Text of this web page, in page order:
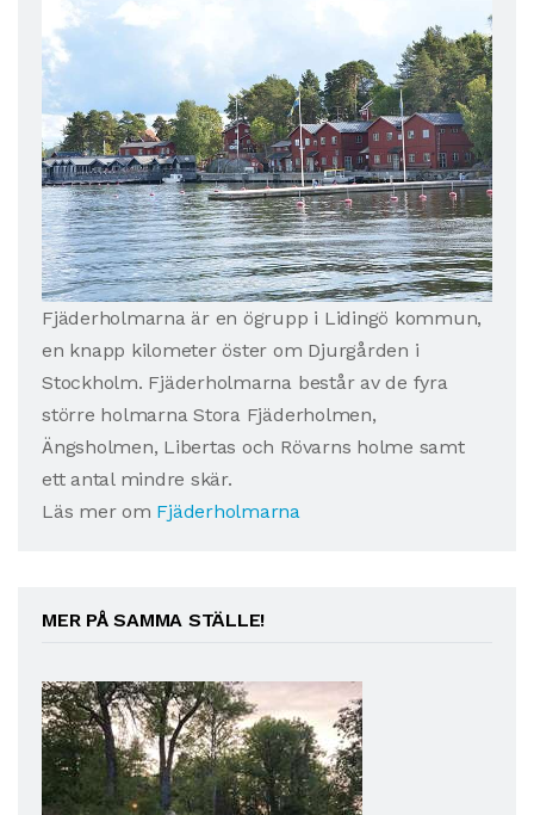
Fjäderholmarna är en ögrupp i Lidingö kommun,
en knapp kilometer öster om Djurgården i
Stockholm. Fjäderholmarna består av de fyra
större holmarna Stora Fjäderholmen,
Ängsholmen, Libertas och Rövarns holme samt
ett antal mindre skär.
Läs mer om Fjäderholmarna
MER PÅ SAMMA STÄLLE!